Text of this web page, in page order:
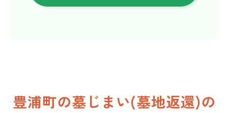
豊浦町の墓じまい(墓地返還)の